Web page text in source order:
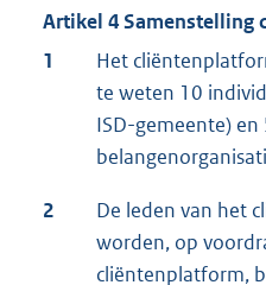
Artikel 4 Samenstelling
1
Het
te weten 10
ISD-gemeente)
2
De leden van het
worden, op
cliëntenplatform,